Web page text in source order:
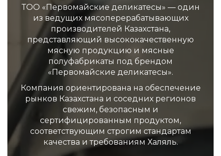
ТОО «Первомайские деликатесы» — один
из ведущих мясоперерабатывающих
производителей Казахстана,
представляющий высококачественную
мясную продукцию и мясные
полуфабрикаты под брендом
«Первомайские деликатесы».
Компания ориентирована на обеспечение
рынков Казахстана и соседних регионов
свежим, безопасным и
сертифицированным продуктом,
соответствующим строгим стандартам
качества и требованиям Халяль.